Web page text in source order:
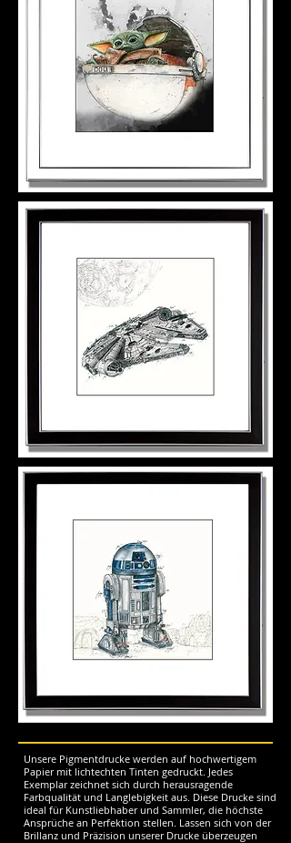
Unsere Pigmentdrucke werden auf hochwertigem
Papier mit lichtechten Tinten gedruckt. Jedes
Exemplar zeichnet sich durch herausragende
Farbqualität und Langlebigkeit aus. Diese Drucke sind
ideal für Kunstliebhaber und Sammler, die höchste
Ansprüche an Perfektion stellen. Lassen sich von der
Brillanz und Präzision unserer Drucke überzeugen